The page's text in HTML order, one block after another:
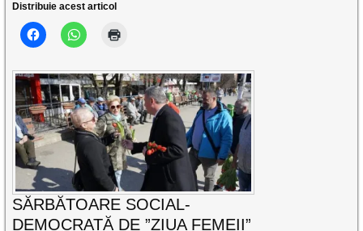
Distribuie acest articol
SĂRBĂTOARE SOCIAL-
DEMOCRATĂ DE ”ZIUA FEMEII”